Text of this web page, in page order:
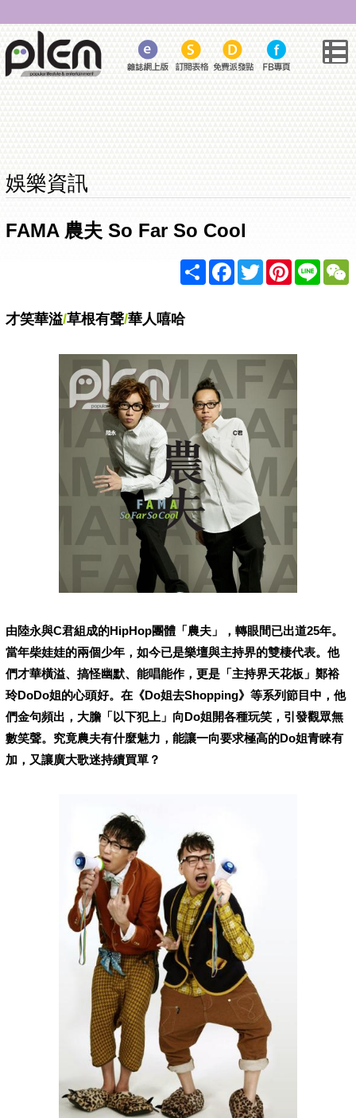
娛樂資訊
FAMA 農夫 So Far So Cool
ShareFacebook
TwitterPinterest
Line
才笑華溢/草根有聲/華人嘻哈
由陸永與C君組成的HipHop團體「農夫」，轉眼間已出道25年。
當年柴娃娃的兩個少年，如今已是樂壇與主持界的雙棲代表。他
們才華橫溢、搞怪幽默、能唱能作，更是「主持界天花板」鄭裕
玲DoDo姐的心頭好。在《Do姐去Shopping》等系列節目中，他
們金句頻出，大膽「以下犯上」向Do姐開各種玩笑，引發觀眾無
數笑聲。究竟農夫有什麼魅力，能讓一向要求極高的Do姐青睞有
加，又讓廣大歌迷持續買單？